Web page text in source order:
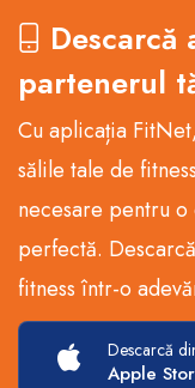
partenerul
Cu aplicația
sălile tale de
necesare pentru
perfectă.
fitness într-o
Descarcă
Apple